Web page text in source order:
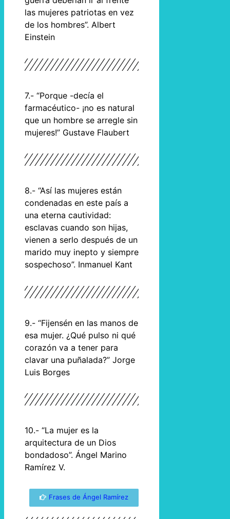
las mujeres patriotas en vez
de los hombres”. Albert
Einstein
7.- “Porque -decía el
farmacéutico- ¡no es natural
que un hombre se arregle sin
mujeres!” Gustave Flaubert
8.- “Así las mujeres están
condenadas en este país a
una eterna cautividad:
esclavas cuando son hijas,
vienen a serlo después de un
marido muy inepto y siempre
sospechoso”. Inmanuel Kant
9.- “Fijensén en las manos de
esa mujer. ¿Qué pulso ni qué
corazón va a tener para
clavar una puñalada?” Jorge
Luis Borges
10.- “La mujer es la
arquitectura de un Dios
bondadoso”. Ángel Marino
Ramírez V.
Frases de Ángel Ramírez